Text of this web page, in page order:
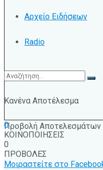
Αρχείο Ειδήσεων
Radio
Κανένα Αποτέλεσμα
Προβολή Αποτελεσμάτων
0
ΚΟΙΝΟΠΟΙΗΣΕΙΣ
0
ΠΡΟΒΟΛΕΣ
Μοιραστείτε στο